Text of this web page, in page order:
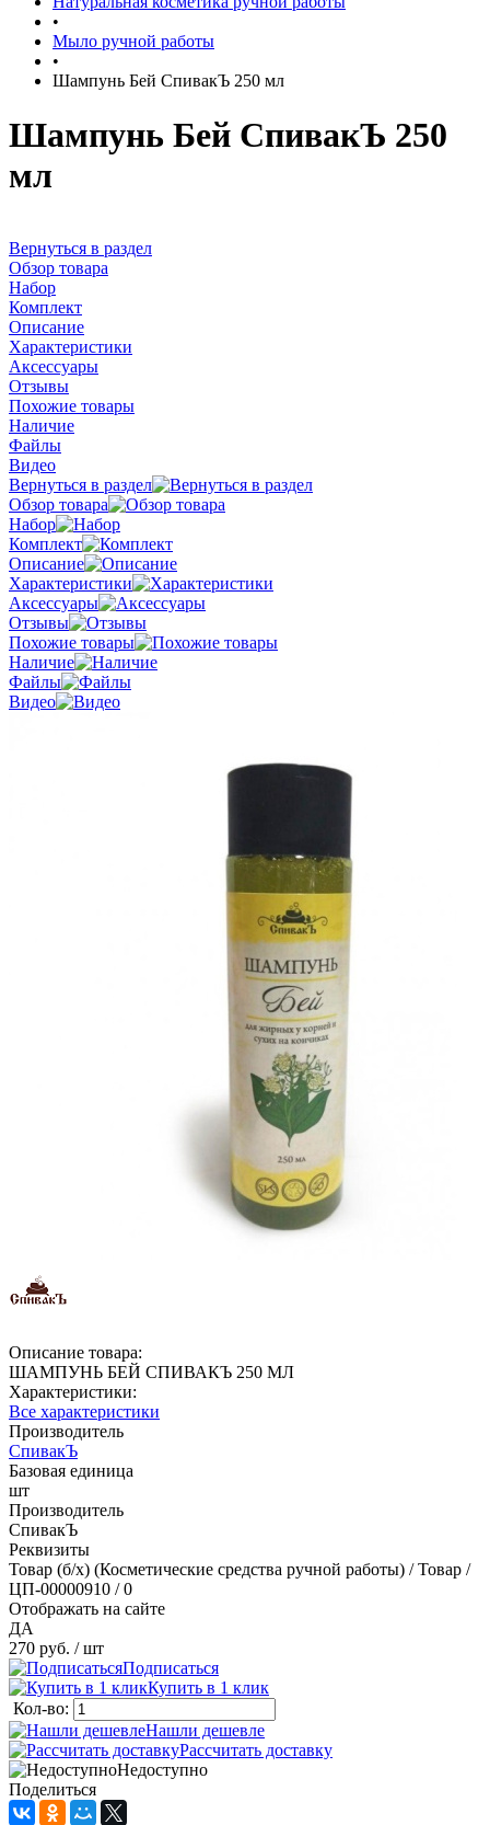
•
Мыло ручной работы
•
Шампунь Бей СпивакЪ 250 мл
Шампунь Бей СпивакЪ 250
мл
Вернуться в раздел
Обзор товара
Набор
Комплект
Описание
Характеристики
Аксессуары
Отзывы
Похожие товары
Наличие
Файлы
Видео
Вернуться в раздел
Обзор товара
Набор
Комплект
Описание
Характеристики
Аксессуары
Отзывы
Похожие товары
Наличие
Файлы
Видео
Описание товара:
ШАМПУНЬ БЕЙ СПИВАКЪ 250 МЛ
Характеристики:
Все характеристики
Производитель
СпивакЪ
Базовая единица
шт
Производитель
СпивакЪ
Реквизиты
Товар (б/х) (Косметические средства ручной работы) / Товар /
ЦП-00000910 / 0
Отображать на сайте
ДА
270 руб. / шт
Подписаться
Купить в 1 клик
Кол-во:
Нашли дешевле
Рассчитать доставку
Недоступно
Поделиться